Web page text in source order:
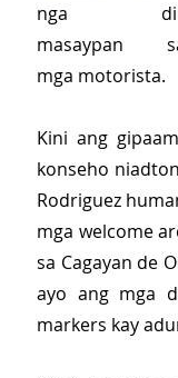
nga
masaypan
mga motorista.
Kini ang
konseho
Rodriguez
mga welcome
sa Cagayan de
ayo ang mga
markers kay